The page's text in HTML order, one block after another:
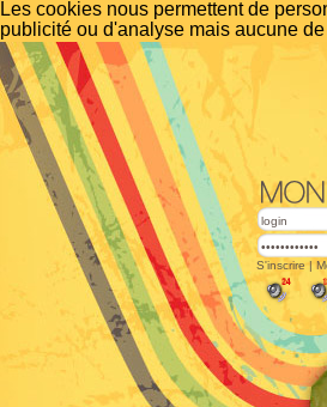
Les cookies nous permettent de
publicité ou d'analyse mais aucune
S'inscrire |